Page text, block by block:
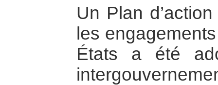
Un Plan
les
États a été